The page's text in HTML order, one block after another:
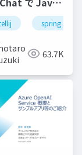
gemini locofy.ai
グを最大限
-配布用
spring starter
63.7K